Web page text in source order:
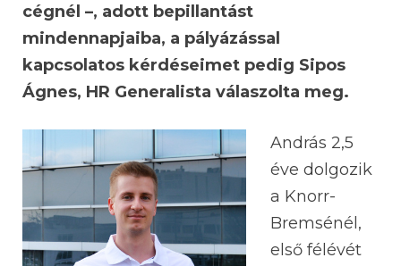
cégnél –, adott bepillantást
mindennapjaiba, a pályázással
kapcsolatos kérdéseimet pedig Sipos
Ágnes, HR Generalista válaszolta meg.
András 2,5
éve dolgozik
a Knorr-
Bremsénél,
első félévét